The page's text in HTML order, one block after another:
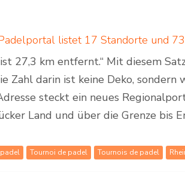
27,3 km entfernt.“ Mit diesem
Zahl darin ist keine Deko, sondern
steckt ein neues
Land und über die Grenze bis
Tournoi de padel Tournois de padel